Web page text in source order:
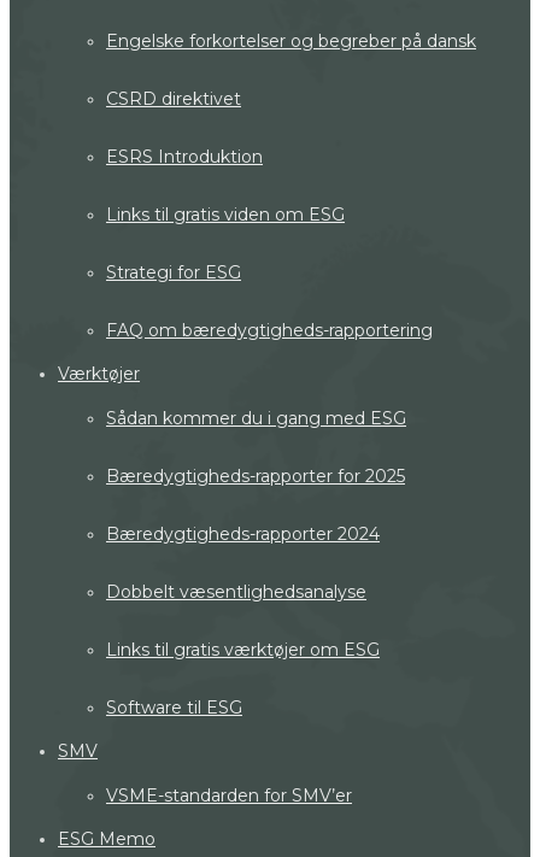
Engelske forkortelser og begreber på dansk
CSRD direktivet
ESRS Introduktion
Links til gratis viden om ESG
Strategi for ESG
FAQ om bæredygtigheds-rapportering
Værktøjer
Sådan kommer du i gang med ESG
Bæredygtigheds-rapporter for 2025
Bæredygtigheds-rapporter 2024
Dobbelt væsentlighedsanalyse
Links til gratis værktøjer om ESG
Software til ESG
SMV
VSME-standarden for SMV’er
ESG Memo